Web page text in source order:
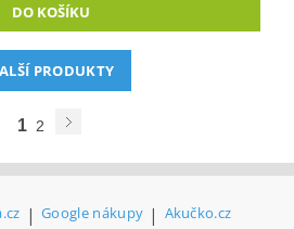
PRODUKTY
1 2
| Google nákupy | Akučko.cz